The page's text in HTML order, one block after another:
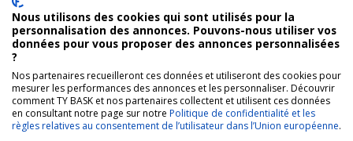
Portes d’entrée
Volets roulants
Volets battants
Portails
Domotique
A PROPOS
Qui sommes-nous ?
Vous êtes une collectivité
CONTACT
Ty Bask
1226 avenue de Bayonne
Nous utilisons des cookies qui sont utilisés pour la
personnalisation des annonces. Pouvons-nous utiliser vos
données pour vous proposer des annonces personnalisées
?
Nos partenaires recueilleront ces données et utiliseront des cookies pour
mesurer les performances des annonces et les personnaliser. Découvrir
comment TY BASK et nos partenaires collectent et utilisent ces données
en consultant notre page sur notre Politique de confidentialité et les
règles relatives au consentement de l’utilisateur dans l’Union européenne.